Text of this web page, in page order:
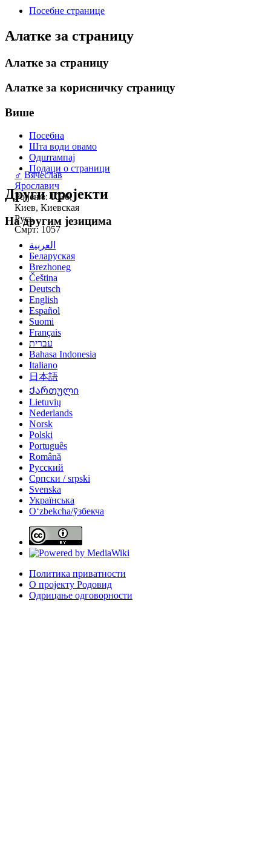
♂ Вячеслав
Ярославич
Рођење: 1036,
Киев, Киевская
Русь
Смрт: 1057
Посебне странице
Алатке за страницу
Алатке за страницу
Алатке за корисничку страницу
Више
Посебна
Шта води овамо
Одштампај
Подаци о страници
Други пројекти
На другим језицима
العربية
Беларуская
Brezhoneg
Čeština
Deutsch
English
Español
Suomi
Français
עברית
Bahasa Indonesia
Italiano
日本語
Ქართული
Lietuvių
Nederlands
Norsk
Polski
Português
Română
Русский
Српски / srpski
Svenska
Українська
Oʻzbekcha/ўзбекча
Политика приватности
О пројекту Родовид
Одрицање одговорности